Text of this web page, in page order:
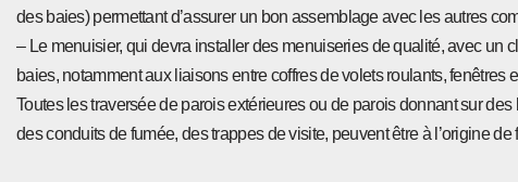
des baies) permettant d’assurer un bon assemblage avec les autres
– Le menuisier, qui devra installer des menuiseries de qualité, avec un
baies, notamment aux liaisons entre coffres de volets roulants, fenêtres
Toutes les traversée de parois extérieures ou de parois donnant sur
des conduits de fumée, des trappes de visite, peuvent être à l’origine